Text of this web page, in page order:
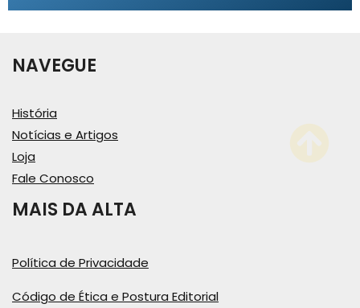
NAVEGUE
História
Notícias e Artigos
Loja
Fale Conosco
MAIS DA ALTA
Política de Privacidade
Código de Ética e Postura Editorial